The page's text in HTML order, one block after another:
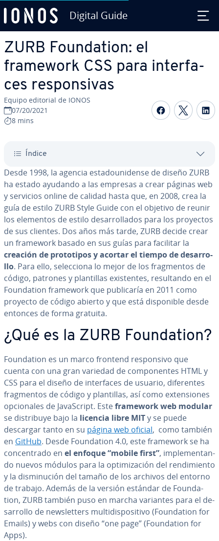
Digital Guide
ZURB Fou­n­da­tion: el
framework CSS para in­te­r­fa­
ces re­s­po­n­si­vas
Equipo editorial de IONOS
07/20/2021
8 mins
Compartir
Índice
Desde 1998, la agencia es­ta­dou­ni­de­n­se de diseño ZURB
ha estado ayudando a las empresas a crear páginas web
y servicios online de calidad hasta que, en 2008, crea la
guía de estilo ZURB Style Guide con el objetivo de reunir
los elementos de estilo de­sa­rro­lla­dos para los proyectos
de sus clientes. Dos años más tarde, ZURB decide crear
un framework basado en sus guías para facilitar la
creación de pro­to­ti­pos y acortar el tiempo de de­sa­rro­
llo. Para ello, se­le­c­cio­na lo mejor de los fra­g­me­n­tos de
código, patrones y pla­n­ti­llas exi­s­te­n­tes, re­su­l­ta­n­do en el
Fou­n­da­tion framework que pu­bli­ca­ría en 2011 como
proyecto de código abierto y que está di­s­po­ni­ble desde
entonces de forma gratuita.
¿Qué es la ZURB Fou­n­da­tion?
Fou­n­da­tion es un marco frontend re­s­po­n­si­vo que
cuenta con una gran variedad de co­m­po­ne­n­tes HTML y
CSS para el diseño de in­te­r­fa­ces de usuario, di­fe­re­n­tes
fra­g­me­n­tos de código y pla­n­ti­llas, así como ex­te­n­sio­nes
op­cio­na­les de Ja­va­S­cri­pt. Esteframework web modular
se di­s­tri­bu­ye bajo la licencia libre MITy se puede
descargar tanto en su página web oficial, como también
en GitHub. Desde Fou­n­da­tion 4.0, este framework se ha
co­n­ce­n­tra­do en el enfoque “mobile first”, im­ple­me­n­ta­n­
do nuevos módulos para la op­ti­mi­za­ción del re­n­di­mie­n­to
y la di­s­mi­nu­ción del tamaño de los archivos del entorno
de trabajo. Además de la versión estándar de Fou­n­da­
tion, ZURB también puso en marcha variantes para el de­
sa­rro­llo de ne­w­s­le­t­te­rs mu­l­ti­di­s­po­si­ti­vo (Fou­n­da­tion for
Emails) y webs con diseño “one page” (Fou­n­da­tion for
Apps).